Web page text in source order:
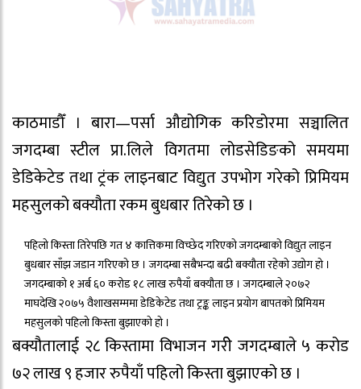
काठमाडौँ । बारा—पर्सा औद्योगिक करिडोरमा सञ्चालित
जगदम्बा स्टील प्रा.लिले विगतमा लोडसेडिङको समयमा
डेडिकेटेड तथा ट्रंक लाइनबाट विद्युत उपभोग गरेको प्रिमियम
महसुलको बक्यौता रकम बुधबार तिरेको छ ।
पहिलो किस्ता तिरेपछि गत ४ कात्तिकमा विच्छेद गरिएको जगदम्बाको विद्युत लाइन
बुधबार साँझ जडान गरिएको छ । जगदम्बा सबैभन्दा बढी बक्यौता रहेको उद्योग हो ।
जगदम्बाको १ अर्ब ६० करोड १८ लाख रुपैयाँ बक्यौता छ । जगदम्बाले २०७२
माघदेखि २०७५ वैशाखसम्ममा डेडिकेटेड तथा ट्रङ्क लाइन प्रयोग बापतको प्रिमियम
महसुलको पहिलो किस्ता बुझाएको हो ।
बक्यौतालाई २८ किस्तामा विभाजन गरीे जगदम्बाले ५ करोड
७२ लाख ९ हजार रुपैयाँ पहिलो किस्ता बुझाएको छ ।